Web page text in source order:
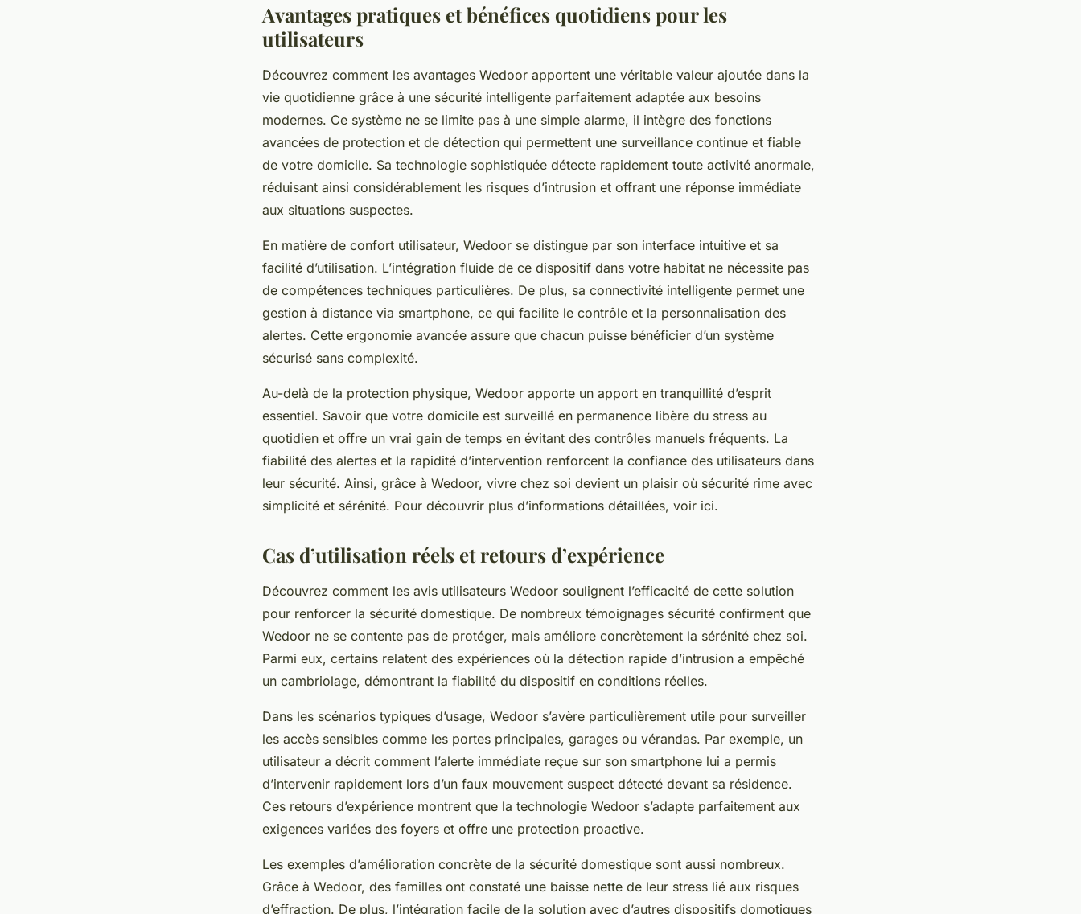
Avantages pratiques et bénéfices quotidiens pour les
utilisateurs
Découvrez comment les avantages Wedoor apportent une véritable valeur ajoutée dans la
vie quotidienne grâce à une sécurité intelligente parfaitement adaptée aux besoins
modernes. Ce système ne se limite pas à une simple alarme, il intègre des fonctions
avancées de protection et de détection qui permettent une surveillance continue et fiable
de votre domicile. Sa technologie sophistiquée détecte rapidement toute activité anormale,
réduisant ainsi considérablement les risques d’intrusion et offrant une réponse immédiate
aux situations suspectes.
En matière de confort utilisateur, Wedoor se distingue par son interface intuitive et sa
facilité d’utilisation. L’intégration fluide de ce dispositif dans votre habitat ne nécessite pas
de compétences techniques particulières. De plus, sa connectivité intelligente permet une
gestion à distance via smartphone, ce qui facilite le contrôle et la personnalisation des
alertes. Cette ergonomie avancée assure que chacun puisse bénéficier d’un système
sécurisé sans complexité.
Au-delà de la protection physique, Wedoor apporte un apport en tranquillité d’esprit
essentiel. Savoir que votre domicile est surveillé en permanence libère du stress au
quotidien et offre un vrai gain de temps en évitant des contrôles manuels fréquents. La
fiabilité des alertes et la rapidité d’intervention renforcent la confiance des utilisateurs dans
leur sécurité. Ainsi, grâce à Wedoor, vivre chez soi devient un plaisir où sécurité rime avec
simplicité et sérénité. Pour découvrir plus d’informations détaillées, voir ici.
Cas d’utilisation réels et retours d’expérience
Découvrez comment les avis utilisateurs Wedoor soulignent l’efficacité de cette solution
pour renforcer la sécurité domestique. De nombreux témoignages sécurité confirment que
Wedoor ne se contente pas de protéger, mais améliore concrètement la sérénité chez soi.
Parmi eux, certains relatent des expériences où la détection rapide d’intrusion a empêché
un cambriolage, démontrant la fiabilité du dispositif en conditions réelles.
Dans les scénarios typiques d’usage, Wedoor s’avère particulièrement utile pour surveiller
les accès sensibles comme les portes principales, garages ou vérandas. Par exemple, un
utilisateur a décrit comment l’alerte immédiate reçue sur son smartphone lui a permis
d’intervenir rapidement lors d’un faux mouvement suspect détecté devant sa résidence.
Ces retours d’expérience montrent que la technologie Wedoor s’adapte parfaitement aux
exigences variées des foyers et offre une protection proactive.
Les exemples d’amélioration concrète de la sécurité domestique sont aussi nombreux.
Grâce à Wedoor, des familles ont constaté une baisse nette de leur stress lié aux risques
d’effraction. De plus, l’intégration facile de la solution avec d’autres dispositifs domotiques